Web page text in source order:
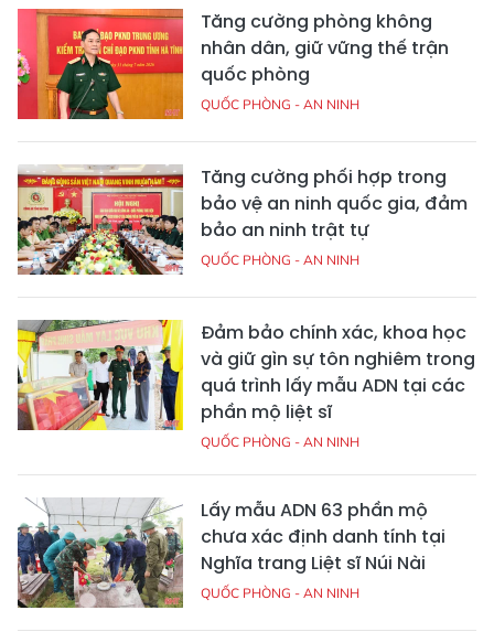
Tăng cường phòng không
nhân dân, giữ vững thế trận
quốc phòng
QUỐC PHÒNG - AN NINH
Tăng cường phối hợp trong
bảo vệ an ninh quốc gia, đảm
bảo an ninh trật tự
QUỐC PHÒNG - AN NINH
Đảm bảo chính xác, khoa học
và giữ gìn sự tôn nghiêm trong
quá trình lấy mẫu ADN tại các
phần mộ liệt sĩ
QUỐC PHÒNG - AN NINH
Lấy mẫu ADN 63 phần mộ
chưa xác định danh tính tại
Nghĩa trang Liệt sĩ Núi Nài
QUỐC PHÒNG - AN NINH